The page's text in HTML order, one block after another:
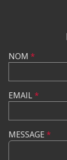
NOM *
EMAIL*
MESSAGE *